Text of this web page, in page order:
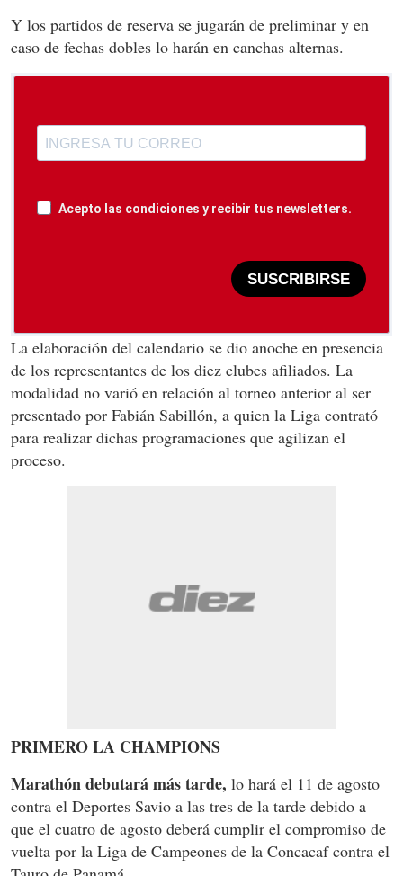
Y los partidos de reserva se jugarán de preliminar y en
caso de fechas dobles lo harán en canchas alternas.
Acepto las condiciones y recibir tus newsletters.
SUSCRIBIRSE
La elaboración del calendario se dio anoche en presencia
de los representantes de los diez clubes afiliados. La
modalidad no varió en relación al torneo anterior al ser
presentado por Fabián Sabillón, a quien la Liga contrató
para realizar dichas programaciones que agilizan el
proceso.
PRIMERO LA CHAMPIONS
Marathón debutará más tarde, lo hará el 11 de agosto
contra el Deportes Savio a las tres de la tarde debido a
que el cuatro de agosto deberá cumplir el compromiso de
vuelta por la Liga de Campeones de la Concacaf contra el